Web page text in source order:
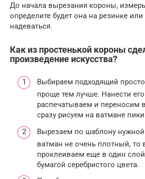
До начала вырезания короны,
определите будет она на резинке
надеваться.
Как из простенькой короны
произведение искусства?
Выбираем подходящий
проще тем лучше. Нанести
распечатываем и переносим
сразу рисуем на ватмане
Вырезаем по шаблону
ватман не очень плотный, то
проклеиваем еще в один
бумагой серебристого цвета.